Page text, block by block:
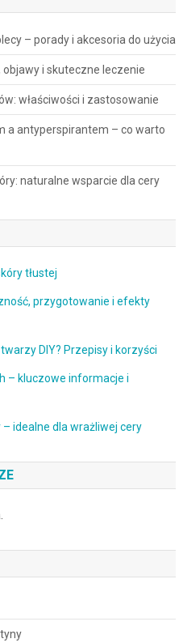
– porady i akcesoria do użycia
i skuteczne leczenie
właściwości i zastosowanie
a antyperspirantem – co warto
naturalne wsparcie dla cery
tłustej
przygotowanie i efekty
DIY? Przepisy i korzyści
– kluczowe informacje i
idealne dla wrażliwej cery